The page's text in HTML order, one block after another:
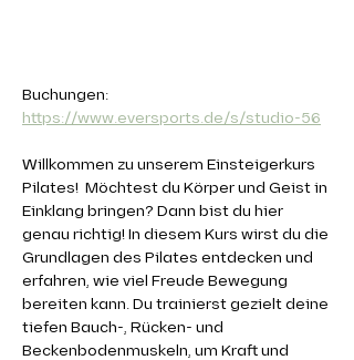
Buchungen:
https://www.eversports.de/s/studio-56
Willkommen zu unserem Einsteigerkurs
Pilates!  Möchtest du Körper und Geist in
Einklang bringen? Dann bist du hier
genau richtig! In diesem Kurs wirst du die
Grundlagen des Pilates entdecken und
erfahren, wie viel Freude Bewegung
bereiten kann. Du trainierst gezielt deine
tiefen Bauch-, Rücken- und
Beckenbodenmuskeln, um Kraft und